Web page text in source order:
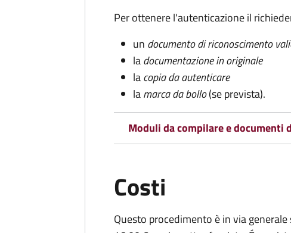
Per ottenere l'autenticazione il
un documento di riconoscimento
ladocumentazione in originale
lacopia da autenticare
lamarca da bollo(se prevista).
Moduli da compilare e documenti
Costi
Questo procedimento è in via